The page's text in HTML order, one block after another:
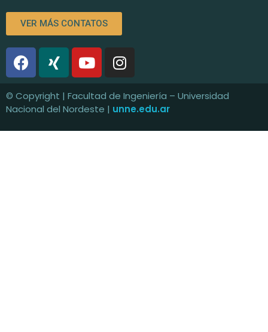
VER MÁS CONTATOS
© Copyright | Facultad de Ingeniería – Universidad
Nacional del Nordeste | unne.edu.ar